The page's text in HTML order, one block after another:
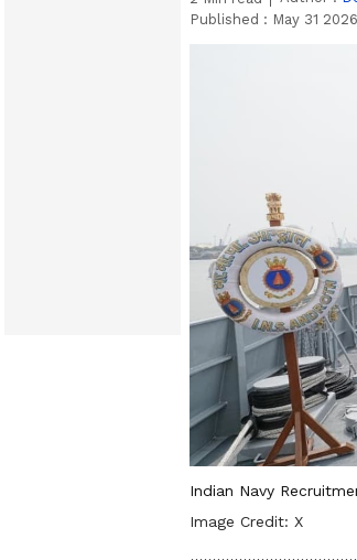
Published : May 31
Indian Navy
Image Credit: X